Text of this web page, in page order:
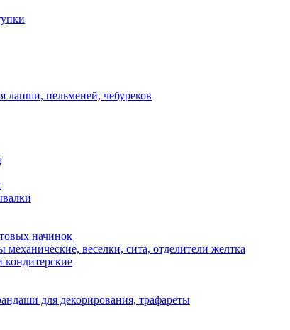
лапши, пельменей, чебуреков
начинок
веселки, сита, отделители желтка
кондитерские
для декорирования, трафареты